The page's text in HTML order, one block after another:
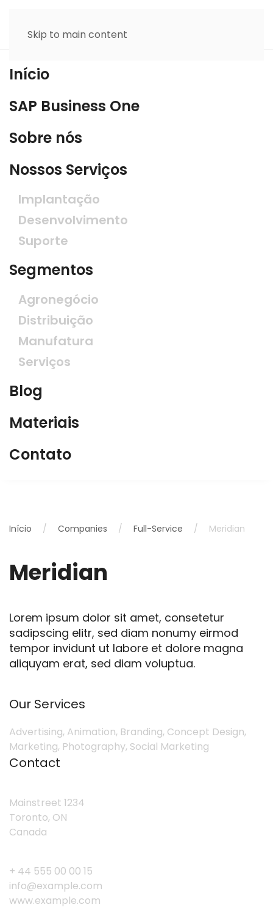
Skip to main content
Início
SAP Business One
Sobre nós
Nossos Serviços
Implantação
Desenvolvimento
Suporte
Segmentos
Agronegócio
Distribuição
Manufatura
Serviços
Blog
Materiais
Contato
Início Companies Full-Service Meridian
Meridian
Lorem ipsum dolor sit amet, consetetur
sadipscing elitr, sed diam nonumy eirmod
tempor invidunt ut labore et dolore magna
aliquyam erat, sed diam voluptua.
Our Services
Advertising, Animation, Branding, Concept Design,
Marketing, Photography, Social Marketing
Contact
Mainstreet 1234
Toronto, ON
Canada
+ 44 555 00 00 15
info@example.com
www.example.com